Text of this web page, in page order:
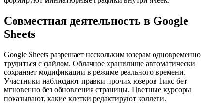
Совместная деятельность в Google
Sheets
Google Sheets разрешает нескольким юзерам одновременно
трудиться с файлом. Облачное хранилище автоматически
сохраняет модификации в режиме реального времени.
Участники наблюдают правки прочих юзеров 1икс бет
мгновенно без обновления страницы. Цветные курсоры
показывают, какие клетки редактируют коллеги.